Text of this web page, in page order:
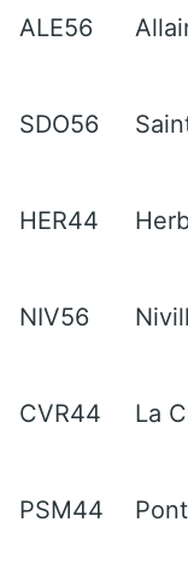
ALE56
SDO56
HER44
NIV56
CVR44 La
PSM44